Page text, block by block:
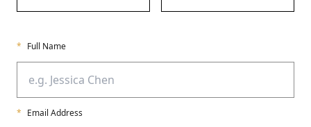
* Full Name
* Email Address